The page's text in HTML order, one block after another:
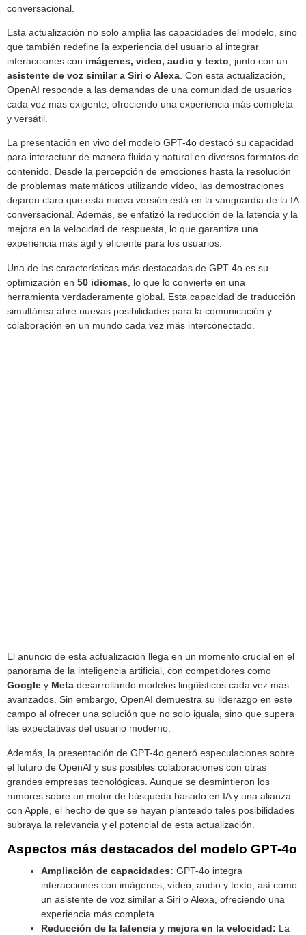
conversacional.
Esta actualización no solo amplía las capacidades del modelo, sino
que también redefine la experiencia del usuario al integrar
interacciones con imágenes, video, audio y texto , junto con un
asistente de voz similar a Siri o Alexa . Con esta actualización,
OpenAI responde a las demandas de una comunidad de usuarios
cada vez más exigente, ofreciendo una experiencia más completa
y versátil.
La presentación en vivo del modelo GPT-4o destacó su capacidad
para interactuar de manera fluida y natural en diversos formatos de
contenido. Desde la percepción de emociones hasta la resolución
de problemas matemáticos utilizando vídeo, las demostraciones
dejaron claro que esta nueva versión está en la vanguardia de la IA
conversacional. Además, se enfatizó la reducción de la latencia y la
mejora en la velocidad de respuesta, lo que garantiza una
experiencia más ágil y eficiente para los usuarios.
Una de las características más destacadas de GPT-4o es su
optimización en 50 idiomas , lo que lo convierte en una
herramienta verdaderamente global. Esta capacidad de traducción
simultánea abre nuevas posibilidades para la comunicación y
colaboración en un mundo cada vez más interconectado.
El anuncio de esta actualización llega en un momento crucial en el
panorama de la inteligencia artificial, con competidores como
Google y Meta desarrollando modelos lingüísticos cada vez más
avanzados. Sin embargo, OpenAI demuestra su liderazgo en este
campo al ofrecer una solución que no solo iguala, sino que supera
las expectativas del usuario moderno.
Además, la presentación de GPT-4o generó especulaciones sobre
el futuro de OpenAI y sus posibles colaboraciones con otras
grandes empresas tecnológicas. Aunque se desmintieron los
rumores sobre un motor de búsqueda basado en IA y una alianza
con Apple, el hecho de que se hayan planteado tales posibilidades
subraya la relevancia y el potencial de esta actualización.
Aspectos más destacados del modelo GPT-4o
Ampliación de capacidades: GPT-4o integra
interacciones con imágenes, vídeo, audio y texto, así como
un asistente de voz similar a Siri o Alexa, ofreciendo una
experiencia más completa.
Reducción de la latencia y mejora en la velocidad: La